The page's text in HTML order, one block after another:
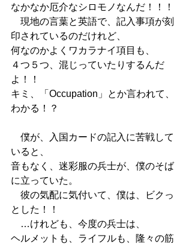
なかなか厄介なシロモノなんだ！！！
現地の言葉と英語で、記入事項が刻
印されているのだけれど、
何なのかよくワカラナイ項目も、
４つ５つ、混じっていたりするんだ
よ！！
キミ、「Occupation」とか言われて、
わかる！？
僕が、入国カードの記入に苦戦して
いると、
音もなく、迷彩服の兵士が、僕のそば
に立っていた。
彼の気配に気付いて、僕は、ビクっ
とした！！
…けれども、今度の兵士は、
ヘルメットも、ライフルも、隆々の筋